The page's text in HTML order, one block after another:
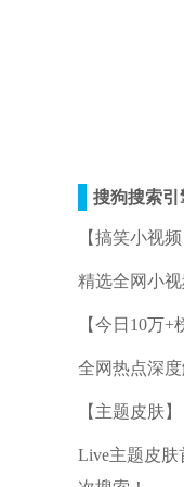
搜狗搜索引
【搞笑小视频
精选全网小
【今日10万+
全网热点深
【主题皮肤】
Live主题皮肤